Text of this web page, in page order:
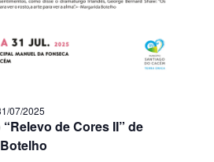
de Cores II” de
07/2025